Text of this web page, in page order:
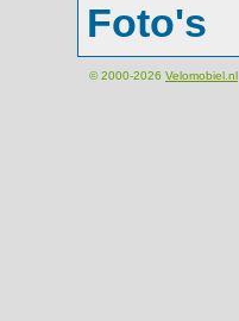
Foto's
© 2000-2026 Velomobiel.nl